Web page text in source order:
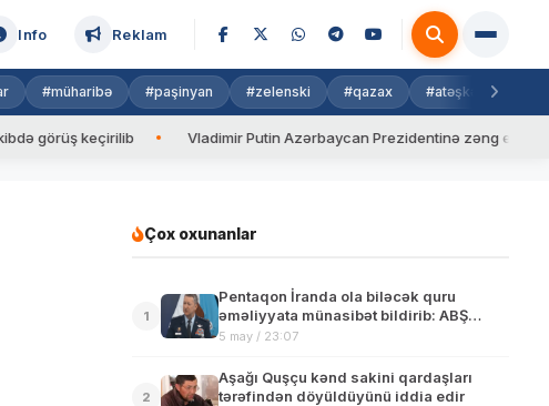
Info Reklam
#müharibə #paşinyan #zelenski #qazax #atəşkəs
Vladimir Putin Azərbaycan Prezidentinə zəng edib
Çox oxunanlar
1
Pentaqon İranda ola biləcək quru
əməliyyata münasibət bildirib: ABŞ
desantları istənilən əməliyyata hazırdır
5 may / 23:07
2
Aşağı Quşçu kənd sakini qardaşları
tərəfindən döyüldüyünü iddia edir